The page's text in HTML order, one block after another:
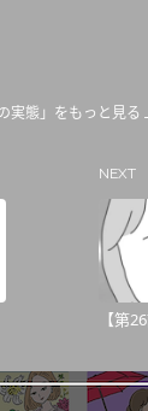
実態」をもっと見る
NEXT
【第